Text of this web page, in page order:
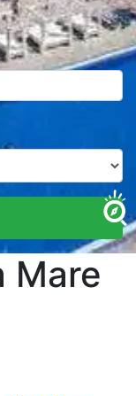
Mare